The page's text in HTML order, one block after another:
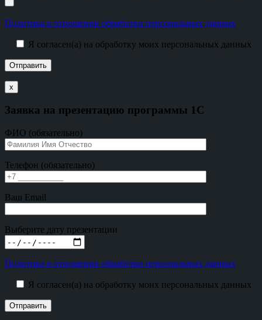
Политика в отношении обработки персональных данных
Я согласен(а) на обработку моих персональных данных
х
Заявка на презентацию программы 1С
ФИО (обязательно)
Телефон (обязательно)
Ваш Email
Выберите дату презентации
Политика в отношении обработки персональных данных
Я согласен(а) на обработку моих персональных данных